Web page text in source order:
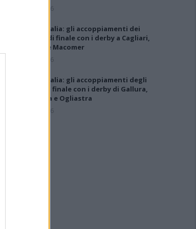
6 Ago 2026
Coppa Italia: gli accoppiamenti dei
16esimi di finale con i derby a Cagliari,
Sassari e Macomer
5 Ago 2026
Coppa Italia: gli accoppiamenti degli
ottavi di finale con i derby di Gallura,
Barbagia e Ogliastra
5 Ago 2026